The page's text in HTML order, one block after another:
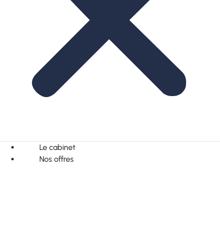
Le cabinet
Nos offres